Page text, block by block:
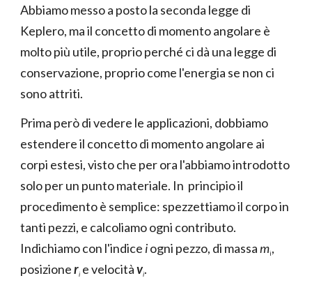
Abbiamo messo a posto la seconda legge di
Keplero, ma il concetto di momento angolare è
molto più utile, proprio perché ci dà una legge di
conservazione, proprio come l'energia se non ci
sono attriti.
Prima però di vedere le applicazioni, dobbiamo
estendere il concetto di momento angolare ai
corpi estesi, visto che per ora l'abbiamo introdotto
solo per un punto materiale. In principio il
procedimento è semplice: spezzettiamo il corpo in
tanti pezzi, e calcoliamo ogni contributo.
Indichiamo con l'indice iogni pezzo, di massami,
posizioneri e velocitàvi.